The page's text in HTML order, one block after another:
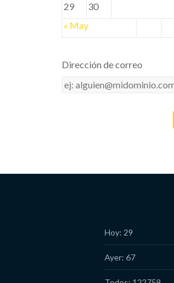
« May
29
30
Dirección de correo
Dirección
de
Hoy: 29
Ayer: 67